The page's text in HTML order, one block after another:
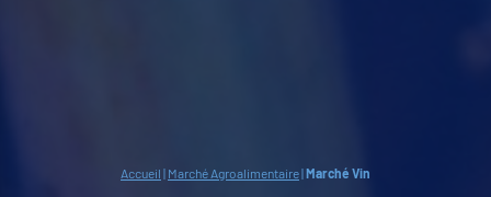
Accueil | Marché Agroalimentaire|Marché Vin